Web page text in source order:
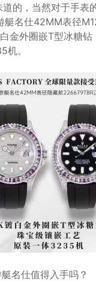
的，当然对于手表
艇名仕42MM表径
金外圈嵌T型冰糖钻
机。
名仕值得入手吗？